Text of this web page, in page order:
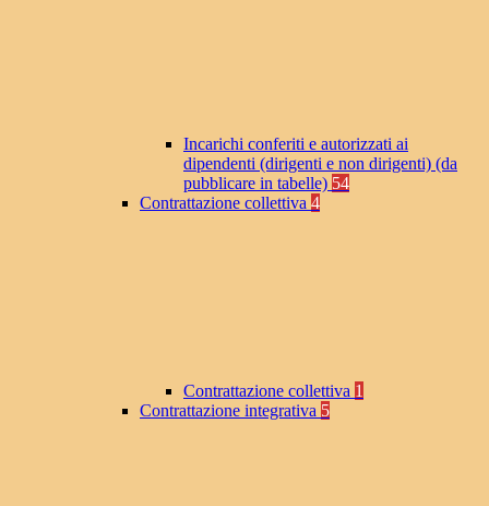
Incarichi conferiti e autorizzati ai
dipendenti (dirigenti e non dirigenti) (da
pubblicare in tabelle) 54
Contrattazione collettiva 4
Contrattazione collettiva 1
Contrattazione integrativa 5